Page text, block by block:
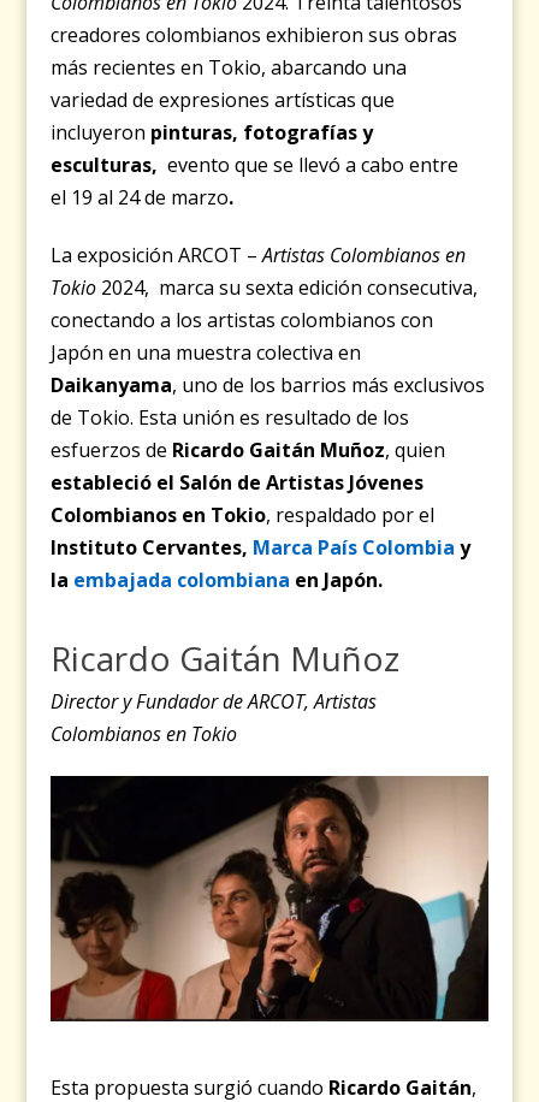
creadores colombianos exhibieron sus obras
más recientes en Tokio, abarcando una
variedad de expresiones artísticas que
incluyeron pinturas, fotografías y
esculturas,evento que se llevó a cabo entre
el 19 al 24 de marzo.
La exposición ARCOT –Artistas Colombianos en
Tokio 2024, marca su sexta edición consecutiva,
conectando a los artistas colombianos con
Japón en una muestra colectiva en
Daikanyama, uno de los barrios más exclusivos
de Tokio. Esta unión es resultado de los
esfuerzos de Ricardo Gaitán Muñoz, quien
estableció el Salón de Artistas Jóvenes
Colombianos en Tokio, respaldado por el
Instituto Cervantes, Marca País Colombia y
la embajada colombiana en Japón.
Ricardo Gaitán Muñoz
Director y Fundador de ARCOT,Artistas
Colombianos en Tokio
Esta propuesta surgió cuando Ricardo Gaitán,